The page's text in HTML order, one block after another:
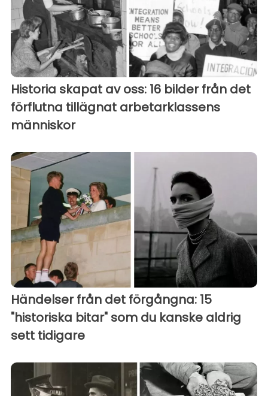
Historia skapat av oss: 16 bilder från det
förflutna tillägnat arbetarklassens
människor
Händelser från det förgångna: 15
"historiska bitar" som du kanske aldrig
sett tidigare